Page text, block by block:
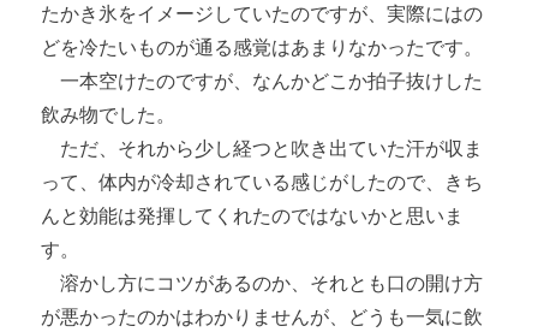
たかき氷をイメージしていたのですが、実際にはの
どを冷たいものが通る感覚はあまりなかったです。
一本空けたのですが、なんかどこか拍子抜けした
飲み物でした。
ただ、それから少し経つと吹き出ていた汗が収ま
って、体内が冷却されている感じがしたので、きち
んと効能は発揮してくれたのではないかと思いま
す。
溶かし方にコツがあるのか、それとも口の開け方
が悪かったのかはわかりませんが、どうも一気に飲